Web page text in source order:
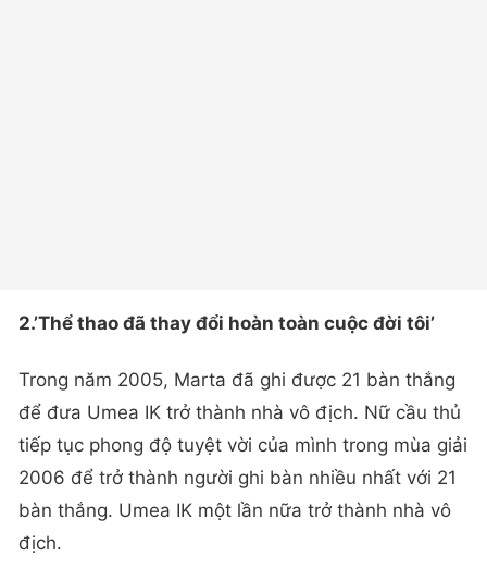
2.’Thể thao đã thay đổi hoàn toàn cuộc đời tôi’
Trong năm 2005, Marta đã ghi được 21 bàn thắng
để đưa Umea IK trở thành nhà vô địch. Nữ cầu thủ
tiếp tục phong độ tuyệt vời của mình trong mùa giải
2006 để trở thành người ghi bàn nhiều nhất với 21
bàn thắng. Umea IK một lần nữa trở thành nhà vô
địch.